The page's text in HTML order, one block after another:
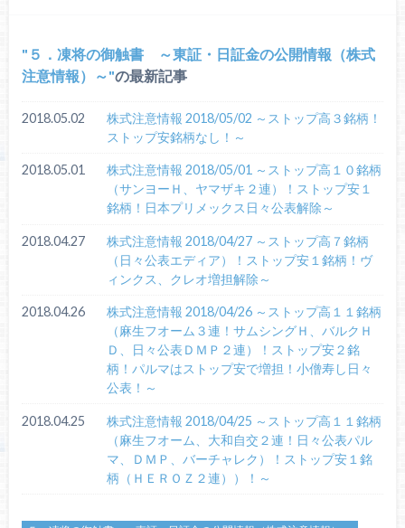
５．凍将の御触書 ～東証・日証金の公開情報（株式
注意情報）～ の最新記事
2018.05.02
株式注意情報 2018/05/02 ～ストップ高３銘柄！
ストップ安銘柄なし！～
2018.05.01
株式注意情報 2018/05/01 ～ストップ高１０銘柄
（サンヨーＨ、ヤマザキ２連）！ストップ安１
銘柄！日本プリメックス日々公表解除～
2018.04.27
株式注意情報 2018/04/27 ～ストップ高７銘柄
（日々公表エディア）！ストップ安１銘柄！ヴ
ィンクス、クレオ増担解除～
2018.04.26
株式注意情報 2018/04/26 ～ストップ高１１銘柄
（麻生フオーム３連！サムシングＨ、バルクＨ
Ｄ、日々公表ＤＭＰ２連）！ストップ安２銘
柄！パルマはストップ安で増担！小僧寿し日々
公表！～
2018.04.25
株式注意情報 2018/04/25 ～ストップ高１１銘柄
（麻生フオーム、大和自交２連！日々公表パル
マ、ＤＭＰ、バーチャレク）！ストップ安１銘
柄（ＨＥＲＯＺ２連））！～